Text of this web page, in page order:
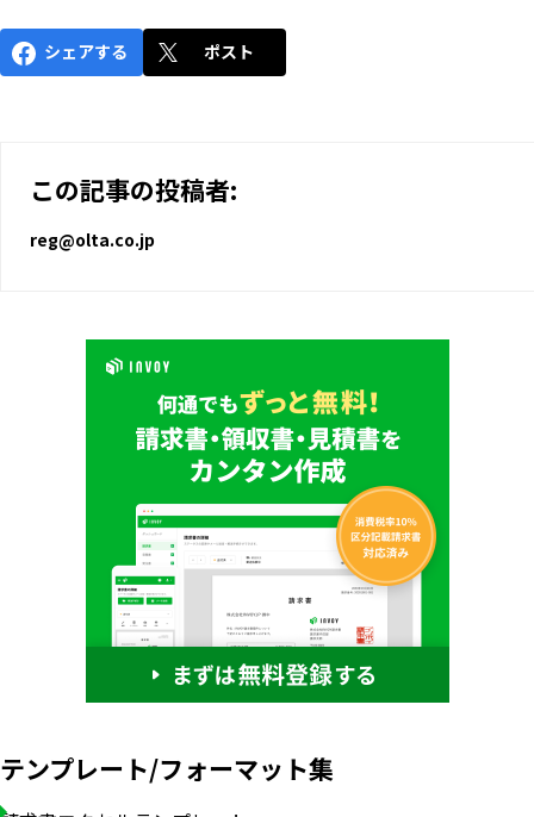
シェアする ポスト
この記事の投稿者:
reg@olta.co.jp
テンプレート/フォーマット集